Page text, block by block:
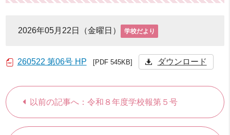
2026年05月22日（金曜日） 学校だより
260522 第06号 HP [PDF 545KB] ダウンロード
以前の記事へ：令和８年度学校報第５号